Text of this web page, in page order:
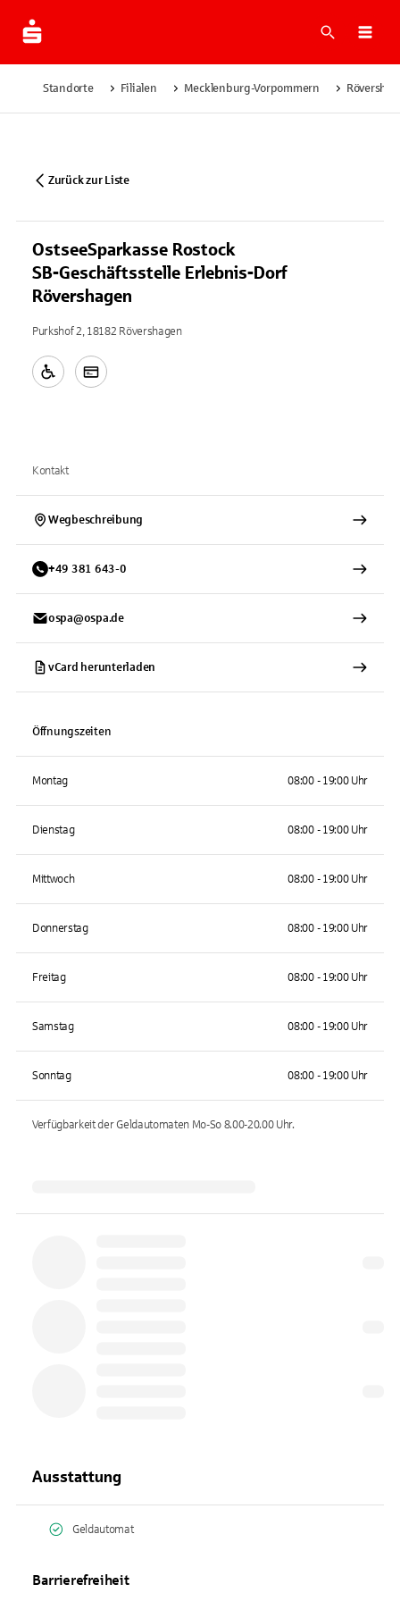
Suche
Standorte Filialen Mecklenburg-Vorpommern
Zurück zur Liste
OstseeSparkasse Rostock
SB-Geschäftsstelle Erlebnis-Dorf
Rövershagen
Purkshof 2, 18182 Rövershagen
Kontakt
Wegbeschreibung
+49 381 643-0
ospa@ospa.de
vCard herunterladen
Öffnungszeiten
Montag 08:00 - 19:00 Uhr
Dienstag 08:00 - 19:00 Uhr
Mittwoch 08:00 - 19:00 Uhr
Donnerstag 08:00 - 19:00 Uhr
Freitag 08:00 - 19:00 Uhr
Samstag 08:00 - 19:00 Uhr
Sonntag 08:00 - 19:00 Uhr
Verfügbarkeit der Geldautomaten Mo-So 8.00-20.00Uhr.
Ausstattung
Geldautomat
Barrierefreiheit